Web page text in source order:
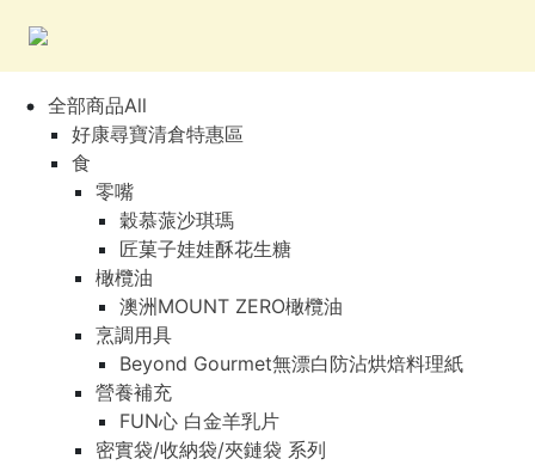
全部商品All
好康尋寶清倉特惠區
食
零嘴
穀慕蒎沙琪瑪
匠菓子娃娃酥花生糖
橄欖油
澳洲MOUNT ZERO橄欖油
烹調用具
Beyond Gourmet無漂白防沾烘焙料理紙
營養補充
FUN心 白金羊乳片
密實袋/收納袋/夾鏈袋 系列